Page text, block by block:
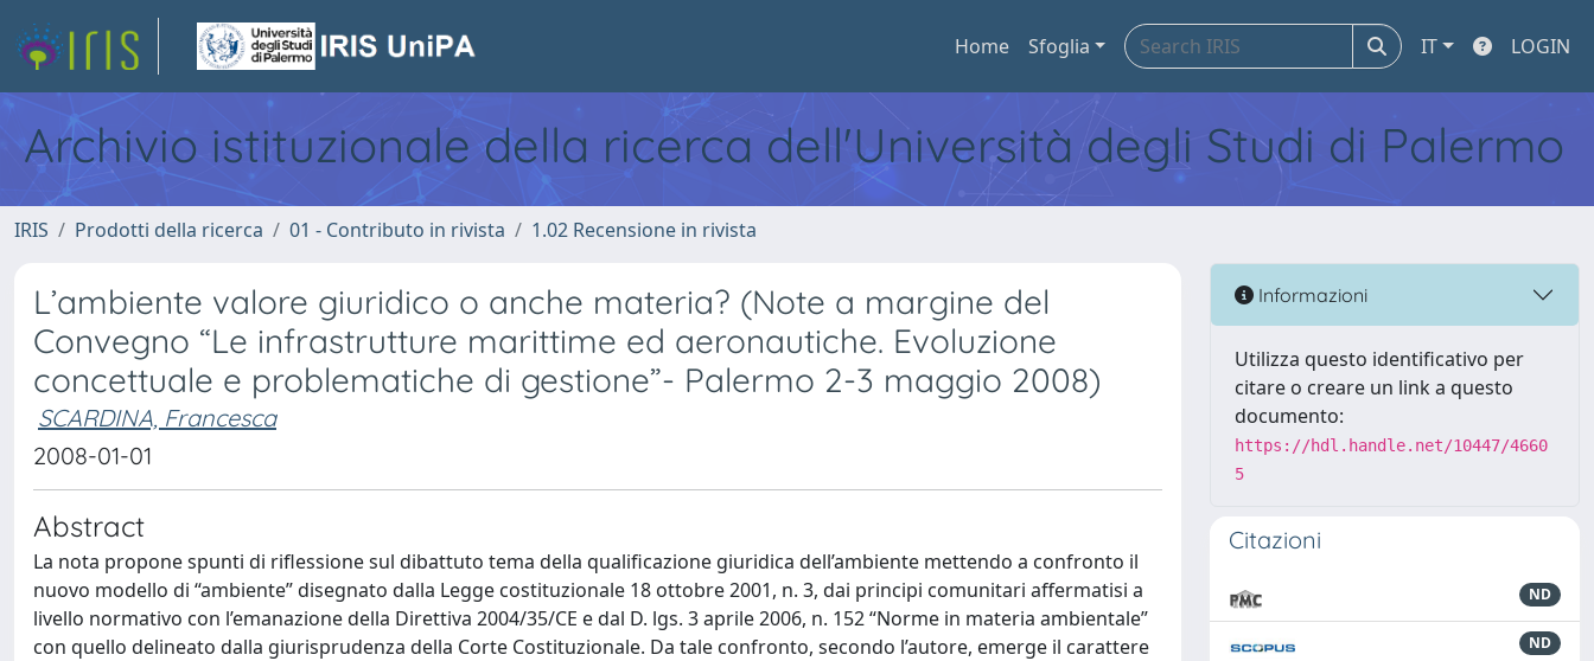
Home Sfoglia IT LOGIN
Archivio istituzionale della ricerca dell'Università degli Studi di Palermo
IRIS Prodotti della ricerca 01 - Contributo in rivista 1.02 Recensione in rivista
L’ambiente valore giuridico o anche materia? (Note a margine del
Convegno “Le infrastrutture marittime ed aeronautiche. Evoluzione
concettuale e problematiche di gestione”- Palermo 2-3 maggio 2008)
SCARDINA, Francesca
2008-01-01
Abstract
La nota propone spunti di riflessione sul dibattuto tema della qualificazione giuridica dell’ambiente mettendo a confronto il
nuovo modello di “ambiente” disegnato dalla Legge costituzionale 18 ottobre 2001, n. 3, dai principi comunitari affermatisi a
livello normativo con l’emanazione della Direttiva 2004/35/CE e dal D. lgs. 3 aprile 2006, n. 152 “Norme in materia ambientale”
con quello delineato dalla giurisprudenza della Corte Costituzionale. Da tale confronto, secondo l’autore, emerge il carattere
Informazioni
Utilizza questo identificativo per
citare o creare un link a questo
documento:
https://hdl.handle.net/10447/4660
5
Citazioni
ND
ND